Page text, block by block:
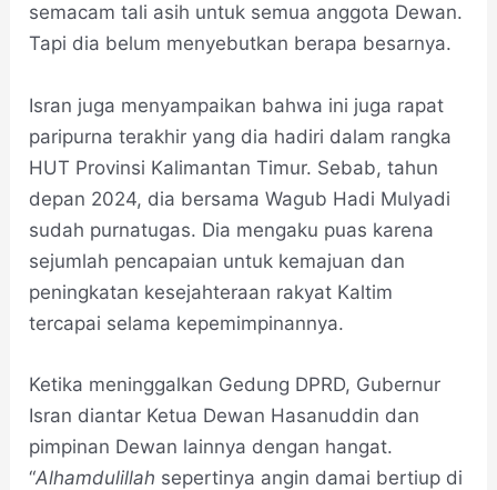
semacam tali asih untuk semua anggota Dewan.
Tapi dia belum menyebutkan berapa besarnya.
Isran juga menyampaikan bahwa ini juga rapat
paripurna terakhir yang dia hadiri dalam rangka
HUT Provinsi Kalimantan Timur. Sebab, tahun
depan 2024, dia bersama Wagub Hadi Mulyadi
sudah purnatugas. Dia mengaku puas karena
sejumlah pencapaian untuk kemajuan dan
peningkatan kesejahteraan rakyat Kaltim
tercapai selama kepemimpinannya.
Ketika meninggalkan Gedung DPRD, Gubernur
Isran diantar Ketua Dewan Hasanuddin dan
pimpinan Dewan lainnya dengan hangat.
“Alhamdulillah sepertinya angin damai bertiup di